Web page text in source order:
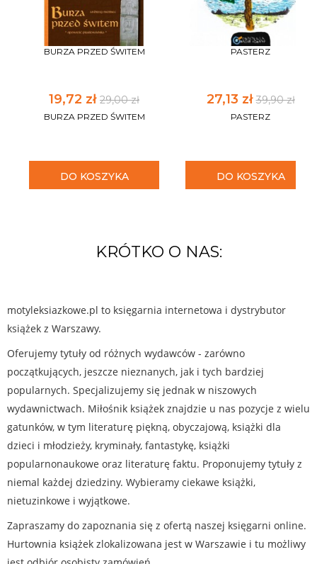
BURZA PRZED ŚWITEM
19,72 zł 29,00 zł
BURZA PRZED ŚWITEM
DO KOSZYKA
PASTERZ
27,13 zł39,90 zł
PASTERZ
DO KOSZYKA
KRÓTKO O NAS:
motyleksiazkowe.pl to księgarnia internetowa i dystrybutor
książek z Warszawy.
Oferujemy tytuły od różnych wydawców - zarówno
początkujących, jeszcze nieznanych, jak i tych bardziej
popularnych. Specjalizujemy się jednak w niszowych
wydawnictwach. Miłośnik książek znajdzie u nas pozycje z wielu
gatunków, w tym literaturę piękną, obyczajową, książki dla
dzieci i młodzieży, kryminały, fantastykę, książki
popularnonaukowe oraz literaturę faktu. Proponujemy tytuły z
niemal każdej dziedziny. Wybieramy ciekawe książki,
nietuzinkowe i wyjątkowe.
Zapraszamy do zapoznania się z ofertą naszej księgarni online.
Hurtownia książek zlokalizowana jest w Warszawie i tu możliwy